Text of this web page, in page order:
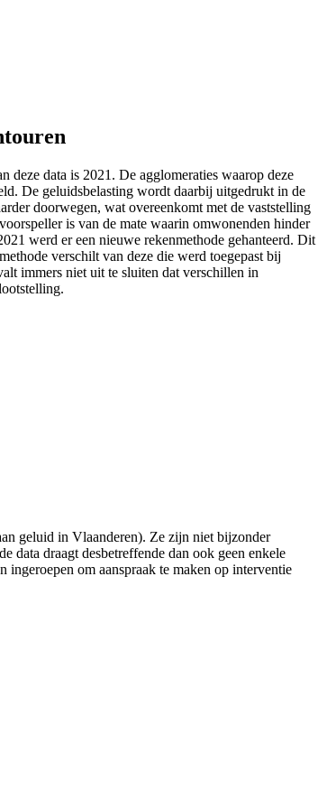
deze data is 2021. De agglomeraties waarop deze
De geluidsbelasting wordt daarbij uitgedrukt in de
doorwegen, wat overeenkomt met de vaststelling
is van de mate waarin omwonenden hinder
werd er een nieuwe rekenmethode gehanteerd. Dit
verschilt van deze die werd toegepast bij
immers niet uit te sluiten dat verschillen in
geluid in Vlaanderen). Ze zijn niet bijzonder
data draagt desbetreffende dan ook geen enkele
om aanspraak te maken op interventie